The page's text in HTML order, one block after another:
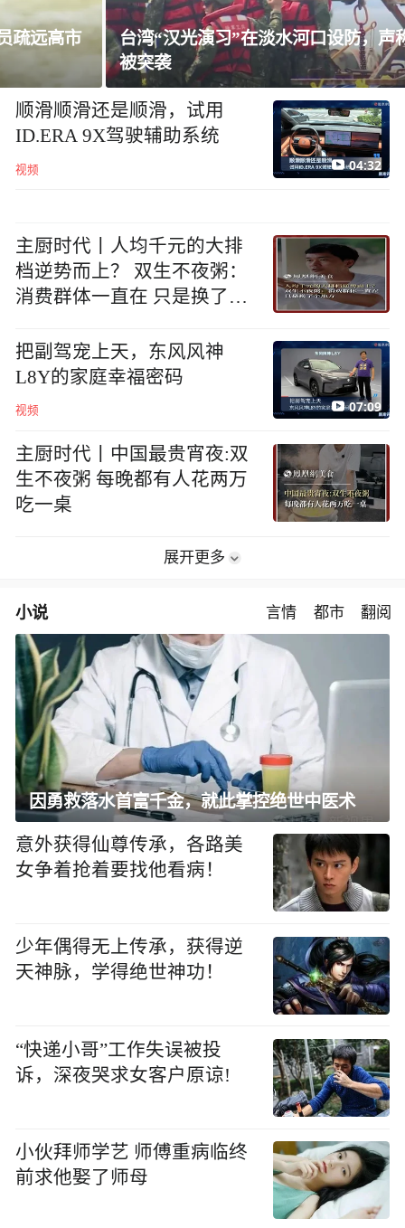
台湾“汉光演习”在淡水河口设防，声称怕台北
顺滑顺滑还是顺滑，试用
ID.ERA 9X驾驶辅助系统
视频 04:32
主厨时代丨人均千元的大排
档逆势而上？ 双生不夜粥：
消费群体一直在 只是换了个
把副驾宠上天，东风风神
L8Y的家庭幸福密码
视频 07:09
主厨时代丨中国最贵宵夜:双
生不夜粥 每晚都有人花两万
吃一桌
展开更多
小说 言情 都市 翻阅
因勇救落水首富千金，就此掌控绝世中医术
意外获得仙尊传承，各路美
女争着抢着要找他看病！
少年偶得无上传承，获得逆
天神脉，学得绝世神功！
“快递小哥”工作失误被投
诉，深夜哭求女客户原谅!
小伙拜师学艺 师傅重病临终
前求他娶了师母